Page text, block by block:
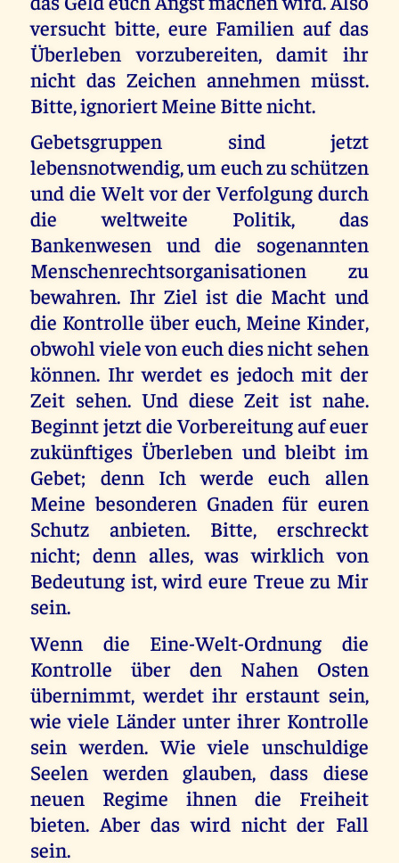
versucht bitte, eure Familien auf das
Überleben vorzubereiten, damit ihr
nicht das Zeichen annehmen müsst.
Bitte, ignoriert Meine Bitte nicht.
Gebetsgruppen sind jetzt
lebensnotwendig, um euch zu schützen
und die Welt vor der Verfolgung durch
die weltweite Politik, das
Bankenwesen und die sogenannten
Menschenrechtsorganisationen zu
bewahren. Ihr Ziel ist die Macht und
die Kontrolle über euch, Meine Kinder,
obwohl viele von euch dies nicht sehen
können. Ihr werdet es jedoch mit der
Zeit sehen. Und diese Zeit ist nahe.
Beginnt jetzt die Vorbereitung auf euer
zukünftiges Überleben und bleibt im
Gebet; denn Ich werde euch allen
Meine besonderen Gnaden für euren
Schutz anbieten. Bitte, erschreckt
nicht; denn alles, was wirklich von
Bedeutung ist, wird eure Treue zu Mir
sein.
Wenn die Eine-Welt-Ordnung die
Kontrolle über den Nahen Osten
übernimmt, werdet ihr erstaunt sein,
wie viele Länder unter ihrer Kontrolle
sein werden. Wie viele unschuldige
Seelen werden glauben, dass diese
neuen Regime ihnen die Freiheit
bieten. Aber das wird nicht der Fall
sein.